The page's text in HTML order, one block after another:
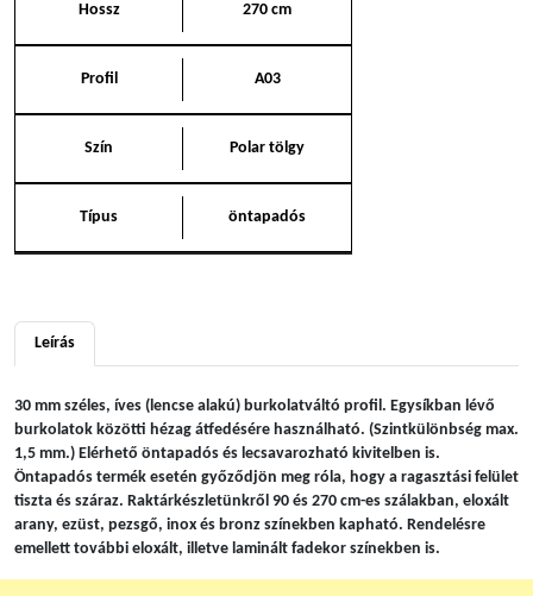
Hossz 270 cm
Profil A03
Szín Polar tölgy
Típus öntapadós
Leírás
30 mm széles, íves (lencse alakú) burkolatváltó profil. Egysíkban lévő
burkolatok közötti hézag átfedésére használható. (Szintkülönbség max.
1,5 mm.) Elérhető öntapadós és lecsavarozható kivitelben is.
Öntapadós termék esetén győződjön meg róla, hogy a ragasztási felület
tiszta és száraz. Raktárkészletünkről 90 és 270 cm-es szálakban, eloxált
arany, ezüst, pezsgő, inox és bronz színekben kapható. Rendelésre
emellett további eloxált, illetve laminált fadekor színekben is.